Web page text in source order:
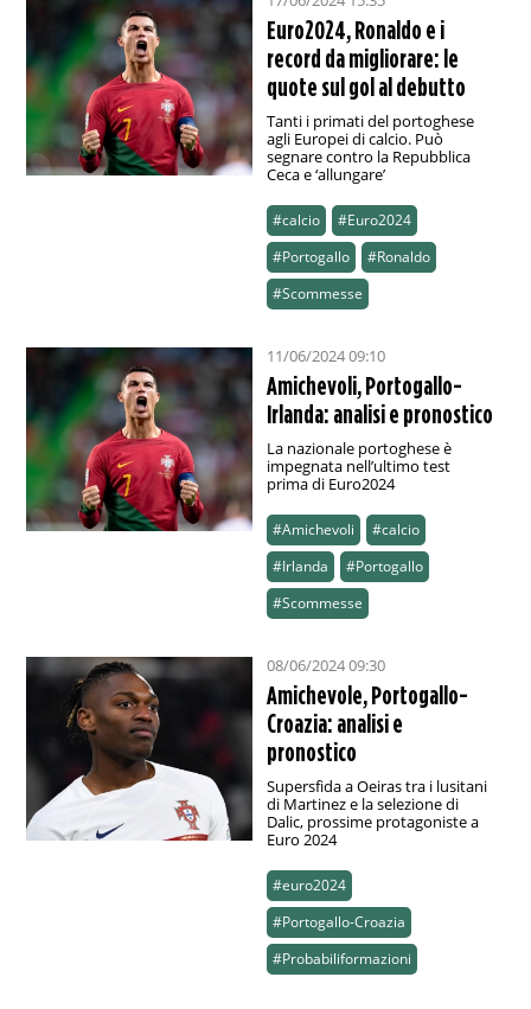
Euro2024, Ronaldo e i
record da migliorare: le
quote sul gol al debutto
Tanti i primati del portoghese
agli Europei di calcio. Può
segnare contro la Repubblica
Ceca e ‘allungare’
#calcio
#Euro2024
#Portogallo
#Ronaldo
#Scommesse
11/06/2024 09:10
Amichevoli, Portogallo-
Irlanda: analisi e pronostico
La nazionale portoghese è
impegnata nell’ultimo test
prima di Euro2024
#Amichevoli
#calcio
#Irlanda
#Portogallo
#Scommesse
08/06/2024 09:30
Amichevole, Portogallo-
Croazia: analisi e
pronostico
Supersfida a Oeiras tra i lusitani
di Martinez e la selezione di
Dalic, prossime protagoniste a
Euro 2024
#euro2024
#Portogallo-Croazia
#Probabiliformazioni